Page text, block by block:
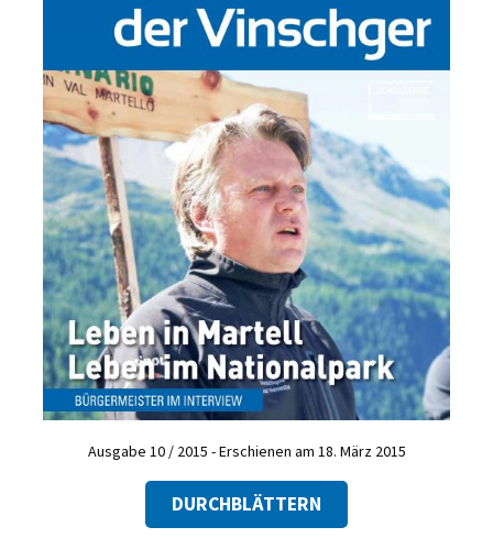
Ausgabe 10 / 2015 - Erschienen am 18. März 2015
DURCHBLÄTTERN